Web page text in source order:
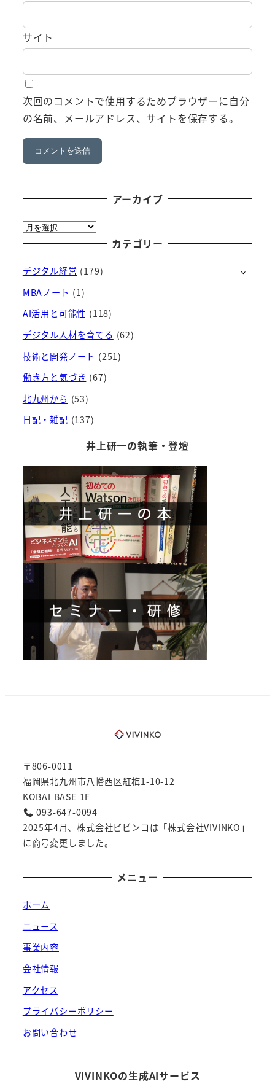
サイト
次回のコメントで使用するためブラウザーに自分
の名前、メールアドレス、サイトを保存する。
アーカイブ
ア
ー
イ
ブ
カテゴリー
デジタル経営 (179)
MBAノート (1)
AI活用と可能性 (118)
デジタル人材を育てる (62)
技術と開発ノート (251)
働き方と気づき (67)
北九州から (53)
日記・雑記 (137)
井上研一の執筆・登壇
〒806-0011
福岡県北九州市八幡西区紅梅1-10-12
KOBAI BASE 1F
093-647-0094
2025年4月、株式会社ビビンコは「株式会社VIVINKO」
に商号変更しました。
メニュー
ホーム
ニュース
事業内容
会社情報
アクセス
プライバシーポリシー
お問い合わせ
VIVINKOの生成AIサービス